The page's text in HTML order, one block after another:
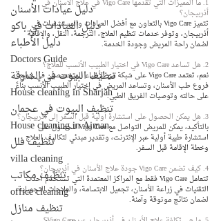
دليل عيادات الأسنان
دليل العيادات في باكو
دليل الأطباء
Doctors Guide
تنظيف البيوت في الشارقة
House cleaning in Sharjah
تنظيف البيوت في عجمان
House cleaning in Ajman
تنظيف فلل
villa cleaning
تنظيف مكاتب
office cleaning
تنظيف منازل
1. ما المميزات التي تقدمها Vigo Care في علاج الأسنان في
أذربيجان؟
تتميز Vigo Care بالتعاون مع أفضل العيادات والمستشفيات في
أذربيجان، وتوفر خدمات تنظيم العلاج، الترجمة، النقل، والإقامة
لضمان راحة المريض وجودة الخدمة.
2. هل تساعد Vigo Care في اختيار الطبيب الأنسب للعلاج؟
نعم، تعتمد Vigo Care على شبكة من الأطباء المتخصصين في جميع
فروع طب الأسنان، وتساعد المريض في اختيار الطبيب الأنسب بناءً
على حالته وتوصيات الفريق الطبي.
3. هل يمكن الحصول على استشارة أولية قبل السفر إلى أذربيجان؟
بالتأكيد، يمكن للمريض التواصل مع Vigo Care للحصول على
استشارة طبية أولية عبر الإنترنت، وتقدير مبدئي لتكاليف العلاج
وخطة الإقامة قبل السفر.
4. كيف تضمن Vigo Care جودة علاج الأسنان في أذربيجان؟
تتعامل Vigo Care فقط مع المراكز المعتمدة التي تستخدم أحدث
التقنيات في زراعة الأسنان، تجميل الابتسامة، والعلاجات التجميلية،
لضمان نتائج موثوقة وآمنة.